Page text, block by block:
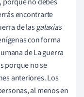
encontrarte
de lasgalaxias
con forma
de La guerra
porque no se
anteriores. Los
al menos en